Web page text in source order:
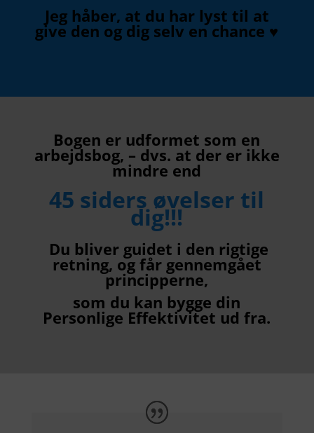
Jeg håber, at du har lyst til at
give den og dig selv en chance ♥
Bogen er udformet som en
arbejdsbog, – dvs. at der er ikke
mindre end
45 siders øvelser til
dig!!!
Du bliver guidet i den rigtige
retning, og får gennemgået
principperne,
som du kan bygge din
Personlige Effektivitet ud fra.